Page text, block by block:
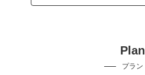
Plan
プラン